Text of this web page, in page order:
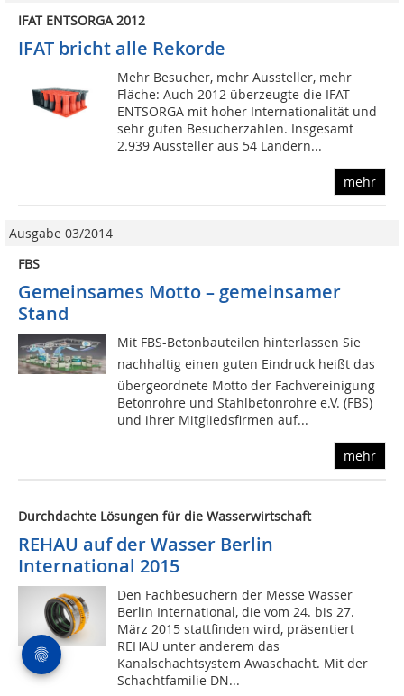
IFAT ENTSORGA 2012
IFAT bricht alle Rekorde
Mehr Besucher, mehr Aussteller, mehr
Fläche: Auch 2012 überzeugte die IFAT
ENTSORGA mit hoher Internationalität und
sehr guten Besucherzahlen. Insgesamt
2.939 Aussteller aus 54 Ländern...
mehr
Ausgabe 03/2014
FBS
Gemeinsames Motto – gemeinsamer
Stand
Mit FBS-Betonbauteilen hinterlassen Sie
nachhaltig einen guten Eindruck heißt das
übergeordnete Motto der Fachvereinigung
Betonrohre und Stahlbetonrohre e.V. (FBS)
und ihrer Mitgliedsfirmen auf...
mehr
Durchdachte Lösungen für die Wasserwirtschaft
REHAU auf der Wasser Berlin
International 2015
Den Fachbesuchern der Messe Wasser
Berlin International, die vom 24. bis 27.
März 2015 stattfinden wird, präsentiert
REHAU unter anderem das
Kanalschachtsystem Awaschacht. Mit der
Schachtfamilie DN...